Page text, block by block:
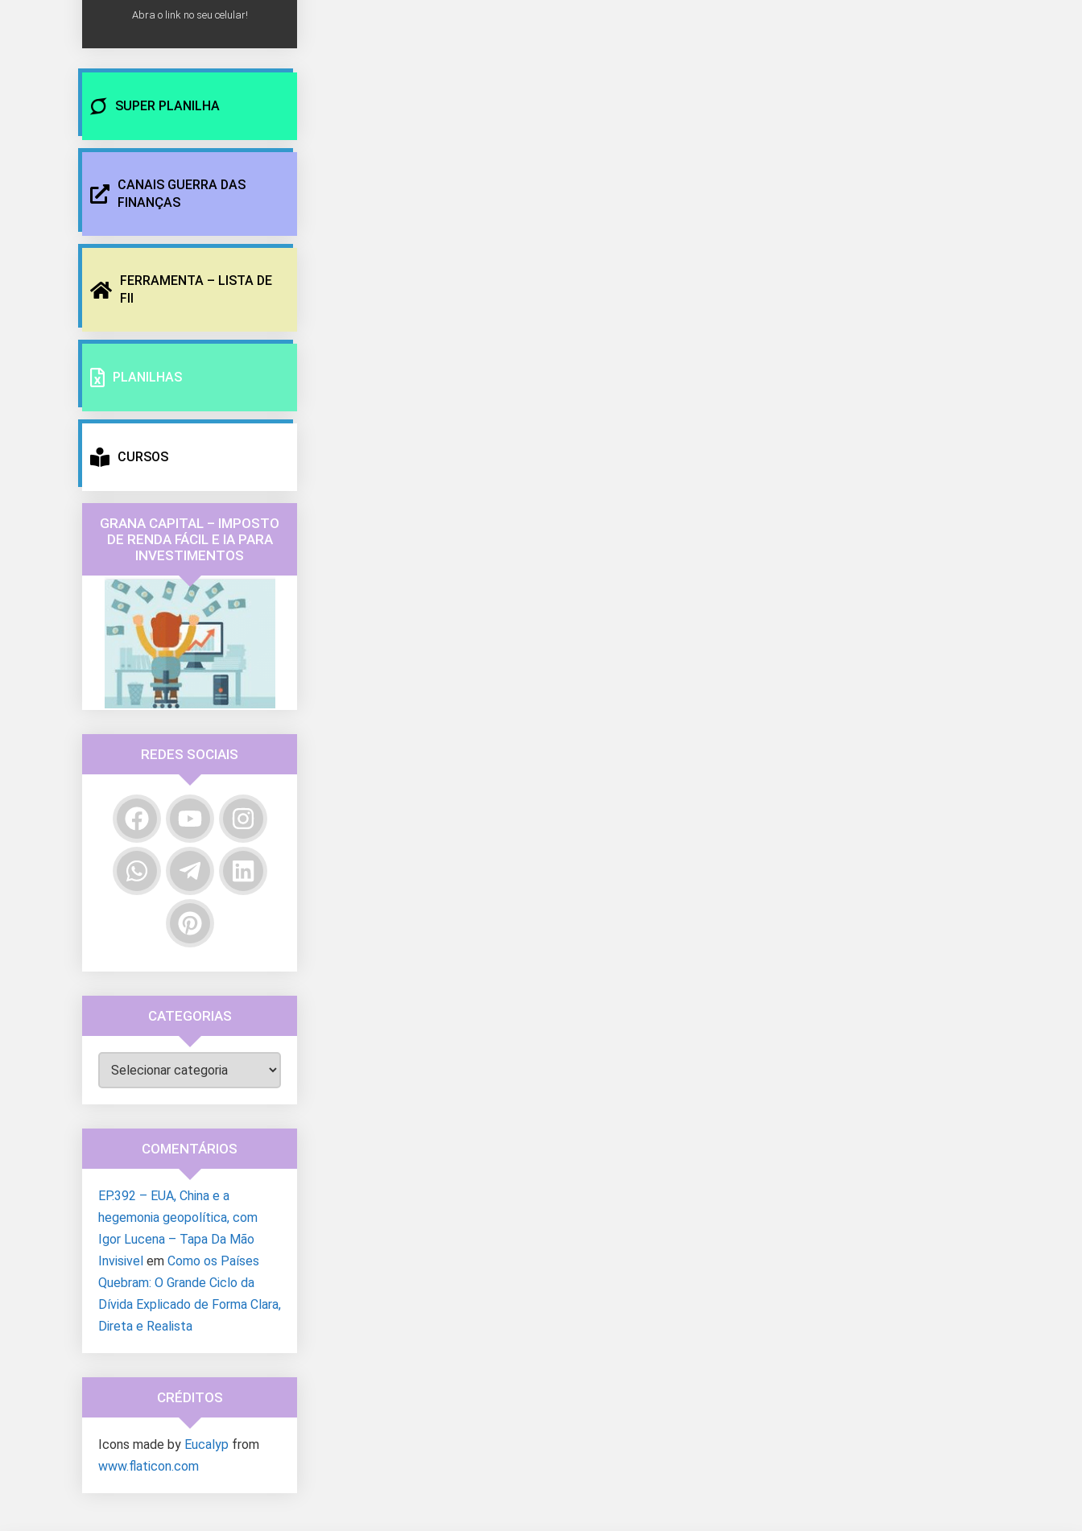
Abra o link no seu celular!
SUPER PLANILHA
CANAIS GUERRA DAS
FINANÇAS
FERRAMENTA – LISTA DE
FII
PLANILHAS
CURSOS
GRANA CAPITAL – IMPOSTO
DE RENDA FÁCIL E IA PARA
INVESTIMENTOS
REDES SOCIAIS
CATEGORIAS
Categorias
COMENTÁRIOS
EP.392 – EUA, China e a
hegemonia geopolítica, com
Igor Lucena – Tapa Da Mão
Invisivel em Como os Países
Quebram: O Grande Ciclo da
Dívida Explicado de Forma Clara,
Direta e Realista
CRÉDITOS
Icons made by Eucalyp from
www.flaticon.com